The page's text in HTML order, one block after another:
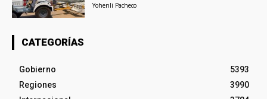
Yohenli Pacheco
CATEGORÍAS
Gobierno
5393
Regiones
3990